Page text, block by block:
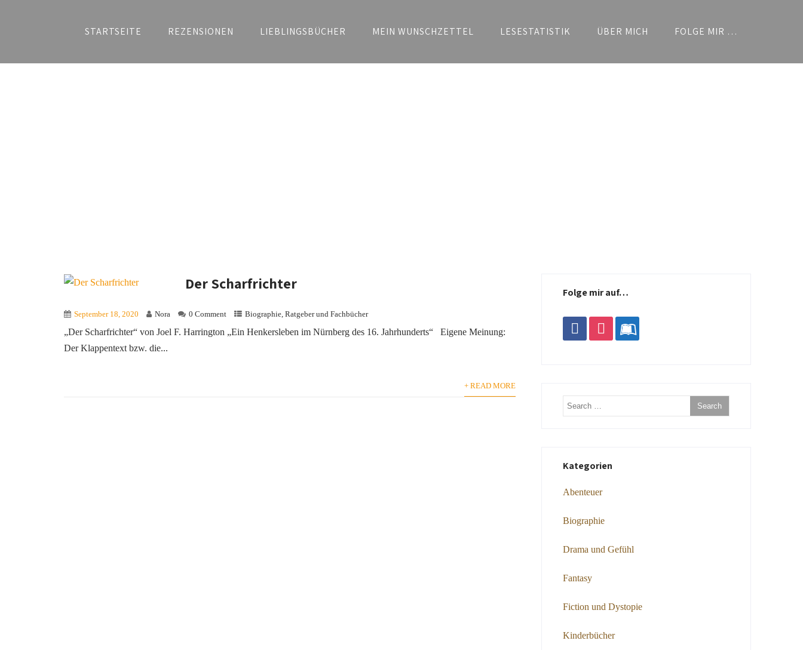
STARTSEITE REZENSIONEN LIEBLINGSBÜCHER MEIN WUNSCHZETTEL LESESTATISTIK ÜBER MICH FOLGE MIR …
Der Scharfrichter
September 18, 2020 Nora 0 Comment Biographie, Ratgeber und Fachbücher
„Der Scharfrichter“ von Joel F. Harrington „Ein Henkersleben im Nürnberg des 16. Jahrhunderts“ Eigene Meinung:
Der Klappentext bzw. die...
+ READ MORE
Folge mir auf…
facebookinstagramleanpub
Kategorien
Abenteuer
Biographie
Drama und Gefühl
Fantasy
Fiction und Dystopie
Kinderbücher